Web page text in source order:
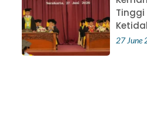
27 June